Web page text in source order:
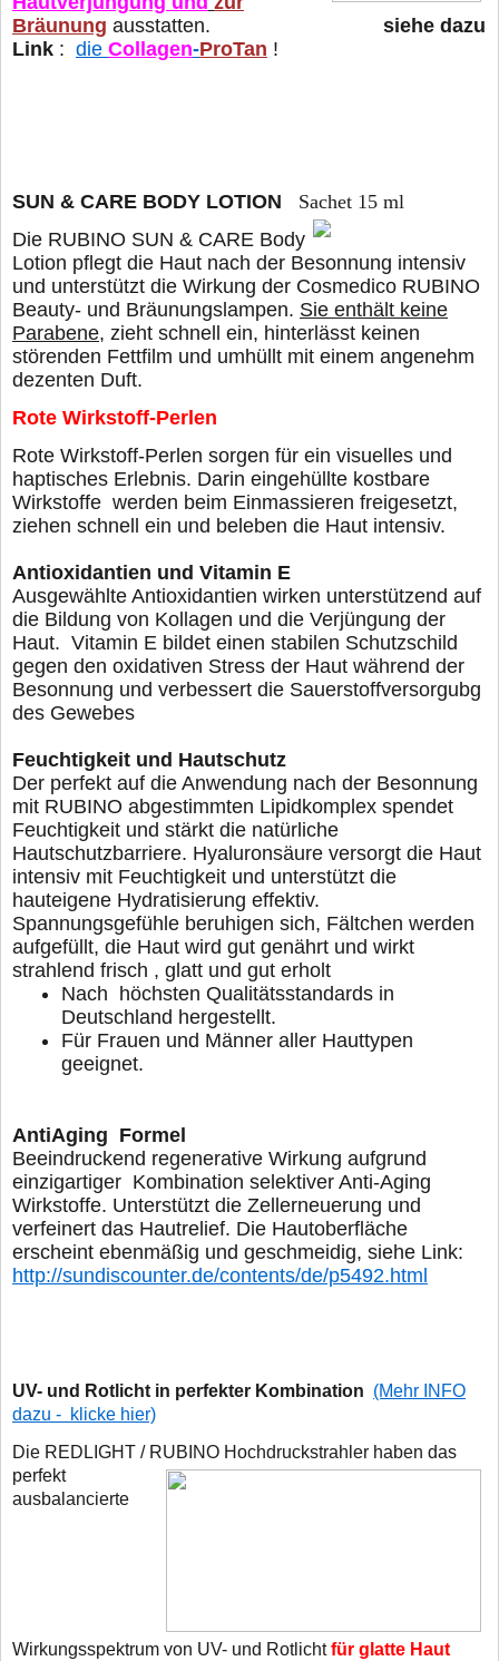
Bräunung ausstatten. siehe dazu
Link : die Collagen-ProTan !
SUN & CARE BODY LOTION
Sachet 15 ml
Die RUBINO SUN & CARE Body
Lotion pflegt die Haut nach der Besonnung intensiv
und unterstützt die Wirkung der Cosmedico RUBINO
Beauty- und Bräunungslampen. Sie enthält keine
Parabene, zieht schnell ein, hinterlässt keinen
störenden Fettfilm und umhüllt mit einem angenehm
dezenten Duft.
Rote Wirkstoff-Perlen
Rote Wirkstoff-Perlen sorgen für ein visuelles und
haptisches Erlebnis. Darin eingehüllte kostbare
Wirkstoffe werden beim Einmassieren freigesetzt,
ziehen schnell ein und beleben die Haut intensiv.
Antioxidantien und Vitamin E
Ausgewählte Antioxidantien wirken unterstützend auf
die Bildung von Kollagen und die Verjüngung der
Haut. Vitamin E bildet einen stabilen Schutzschild
gegen den oxidativen Stress der Haut während der
Besonnung und verbessert die Sauerstoffversorgubg
des Gewebes
Feuchtigkeit und Hautschutz
Der perfekt auf die Anwendung nach der Besonnung
mit RUBINO abgestimmten Lipidkomplex spendet
Feuchtigkeit und stärkt die natürliche
Hautschutzbarriere. Hyaluronsäure versorgt die Haut
intensiv mit Feuchtigkeit und unterstützt die
hauteigene Hydratisierung effektiv.
Spannungsgefühle beruhigen sich, Fältchen werden
aufgefüllt, die Haut wird gut genährt und wirkt
strahlend frisch , glatt und gut erholt
Nach höchsten Qualitätsstandards in
Deutschland hergestellt.
Für Frauen und Männer aller Hauttypen
geeignet.
Beeindruckend regenerative Wirkung aufgrund
einzigartiger Kombination selektiver Anti-Aging
Wirkstoffe. Unterstützt die Zellerneuerung und
verfeinert das Hautrelief. Die Hautoberfläche
erscheint ebenmäßig und geschmeidig, siehe Link:
http://sundiscounter.de/contents/de/p5492.html
UV- und Rotlicht in perfekter Kombination (Mehr INFO
dazu - klicke hier)
Die REDLIGHT / RUBINO Hochdruckstrahler haben das
perfekt
ausbalancierte
Wirkungsspektrum von UV- und Rotlichtfür glatte Haut